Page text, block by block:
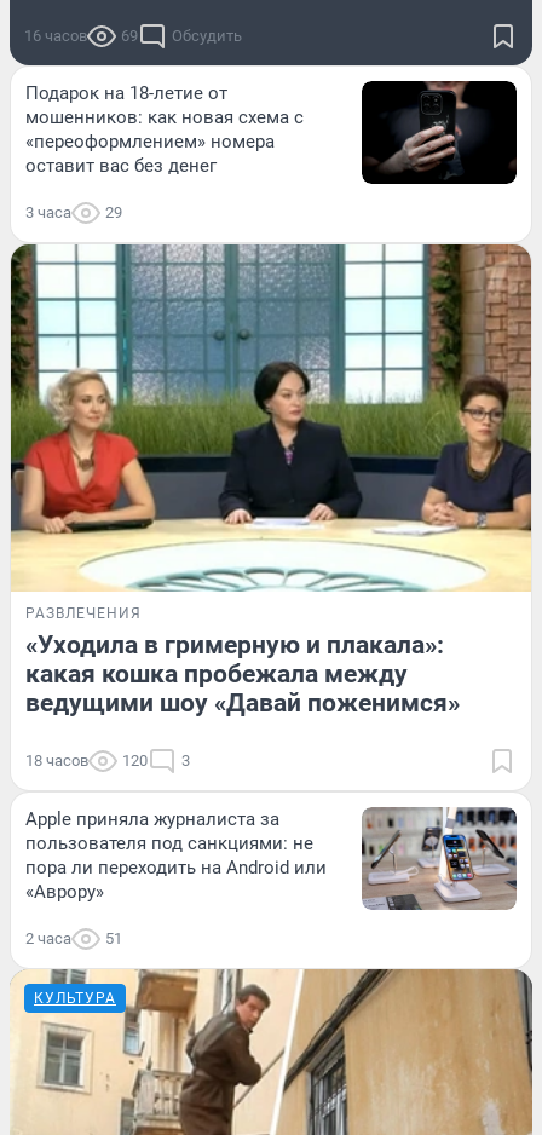
16 часов 69 Обсудить
Подарок на 18-летие от
мошенников: как новая схема с
«переоформлением» номера
оставит вас без денег
3 часа 29
РАЗВЛЕЧЕНИЯ
«Уходила в гримерную и плакала»:
какая кошка пробежала между
ведущими шоу «Давай поженимся»
18 часов 120 3
Apple приняла журналиста за
пользователя под санкциями: не
пора ли переходить на Android или
«Аврору»
2 часа 51
КУЛЬТУРА